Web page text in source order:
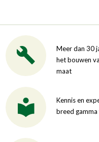
Meer dan 30
het bouwen
maat
Kennis en
breed